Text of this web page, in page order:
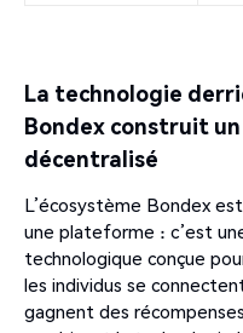
La technologie
Bondex construit
décentralisé
L’écosystème Bondex
une plateforme : c’est
technologique conçue
les individus se
gagnent des